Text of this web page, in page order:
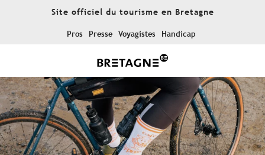
Site officiel du tourisme en Bretagne
Pros Presse Voyagistes Handicap